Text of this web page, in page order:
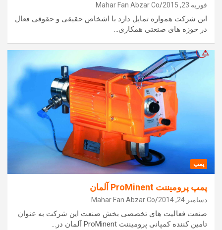
فوریه 23, 2015 Mahar Fan Abzar Co
این شرکت همواره تمایل دارد با اشخاص حقیقی و حقوقی فعال
در حوزه های صنعتی همکاری…
پمپ
پمپ پرومیننت ProMinent آلمان
دسامبر 24, 2014 Mahar Fan Abzar Co
صنعت فعالیت های تخصصی بخش صنعت این شرکت به عنوان
تامین کننده کمپانی پرومیننت ‌ProMinent آلمان در…